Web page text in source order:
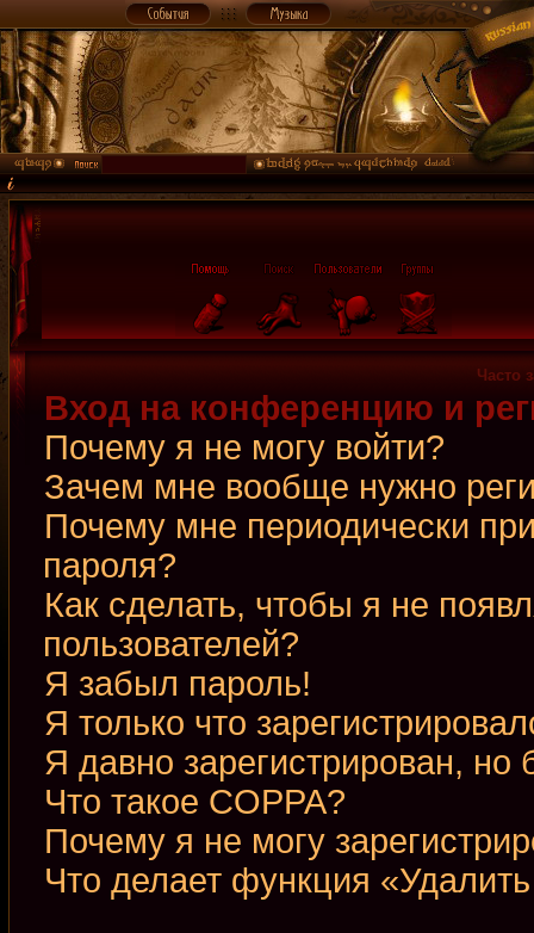
Часто
Вход на конференцию и
Почему я не могу войти?
Зачем мне вообще нужно
Почему мне периодически
пароля?
Как сделать, чтобы я не
пользователей?
Я забыл пароль!
Я только что
Я давно зарегистрирован, но
Что такое COPPA?
Почему я не могу
Что делает функция